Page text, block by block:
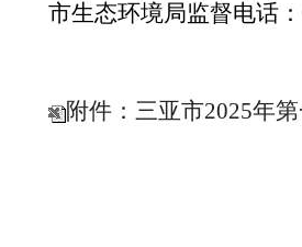
市生态环境局监督电话：
附件：三亚市2025年